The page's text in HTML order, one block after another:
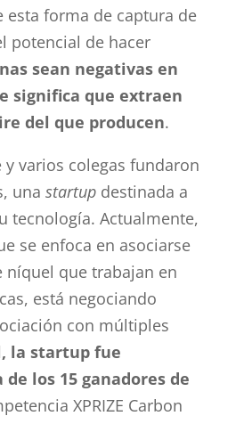
esta forma de captura de
potencial de hacer
sean negativas en
significa que extraen
del que producen.
y varios colegas fundaron
una startup destinada a
tecnología. Actualmente,
se enfoca en asociarse
níquel que trabajan en
está negociando
con múltiples
la startup fue
los 15 ganadores de
XPRIZE Carbon